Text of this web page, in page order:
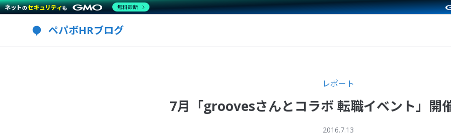
ペパボHRブログ
レポート
7月「groovesさんとコラボ 転職イベント」開
2016.7.13
無料診断